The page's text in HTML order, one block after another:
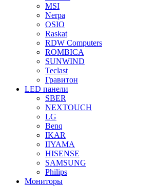
MSI
Nerpa
OSIO
Raskat
RDW Computers
ROMBICA
SUNWIND
Teclast
Гравитон
LED панели
SBER
NEXTOUCH
LG
Benq
IKAR
IIYAMA
HISENSE
SAMSUNG
Philips
Мониторы